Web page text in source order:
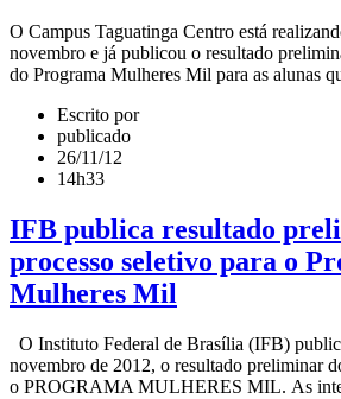
O Campus Taguatinga Centro está
novembro e já publicou o resultado
do Programa Mulheres Mil para as alunas
Escrito por
publicado
26/11/12
14h33
IFB publica resultado
processo seletivo para o
Mulheres Mil
O Instituto Federal de Brasília (IFB)
novembro de 2012, o resultado preliminar
o PROGRAMA MULHERES MIL. As